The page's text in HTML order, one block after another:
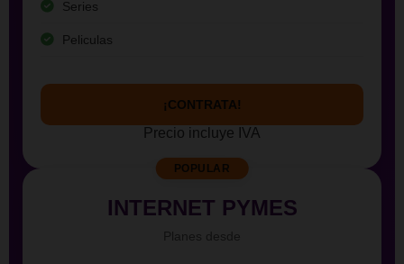
Series
Peliculas
¡CONTRATA!
Precio incluye IVA
POPULAR
INTERNET PYMES